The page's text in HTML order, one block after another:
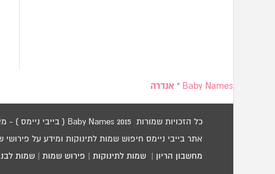
Baby Names
» אנדרה
כל הזכויות שמורות 2015 Baby Names ( בייבי ניימס ) - מאגר שמות לתינוקות / שמות לילדים.
אתר בייבי ניימס חיפוש שמות לתינוקות ומידע על
מחשבון הריון |שמות לתינוקות פירוש שמות |שמות